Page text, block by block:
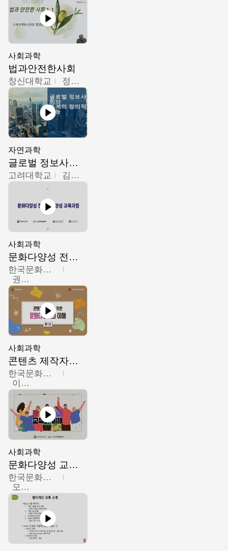
사회과학
법과안전한사회
창신대학교 정연균
자연과학
글로벌 정보사회와 통계의 창의적 기능
고려대학교 김희영
사회과학
문화다양성 전문인력 양성 기본과정 - 문화다양성의 이해
한국문화예술교육진흥원
권숙인 외 8명
사회과학
콘텐츠 제작자를 위한 문화다양성의 이해
한국문화예술교육진흥원
이성민
사회과학
문화다양성 교육의 이해
한국문화예술교육진흥원
모경환,성상환,정문성